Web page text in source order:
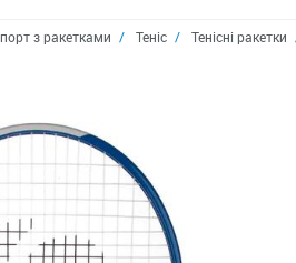
з ракетками Теніс Тенісні ракетки